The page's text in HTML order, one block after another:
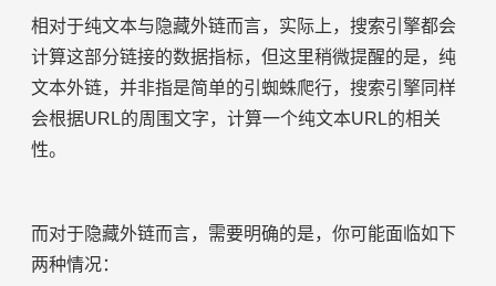
相对于纯文本与隐藏外链而言，实际上，搜索引擎都会
计算这部分链接的数据指标，但这里稍微提醒的是，纯
文本外链，并非指是简单的引蜘蛛爬行，搜索引擎同样
会根据URL的周围文字，计算一个纯文本URL的相关
性。
而对于隐藏外链而言，需要明确的是，你可能面临如下
两种情况：